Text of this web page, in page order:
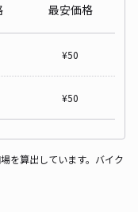
最安価格
¥50
¥50
を算出しています。バイク